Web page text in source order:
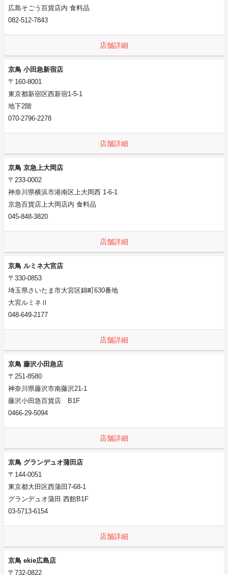
広島そごう百貨店内 食料品
082-512-7843
店舗詳細
京鳥 小田急新宿店
〒160-8001
東京都新宿区西新宿1-5-1
地下2階
070-2796-2278
店舗詳細
京鳥 京急上大岡店
〒233-0002
神奈川県横浜市港南区上大岡西 1-6-1
京急百貨店上大岡店内 食料品
045-848-3820
店舗詳細
京鳥 ルミネ大宮店
〒330-0853
埼玉県さいたま市大宮区錦町630番地
大宮ルミネⅡ
048-649-2177
店舗詳細
京鳥 藤沢小田急店
〒251-8580
神奈川県藤沢市南藤沢21-1
藤沢小田急百貨店 B1F
0466-29-5094
店舗詳細
京鳥 グランデュオ蒲田店
〒144-0051
東京都大田区西蒲田7-68-1
グランデュオ蒲田 西館B1F
03-5713-6154
店舗詳細
京鳥 ekie広島店
〒732-0822